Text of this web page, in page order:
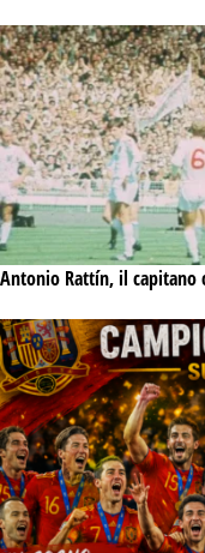
Antonio Rattín, il capitano